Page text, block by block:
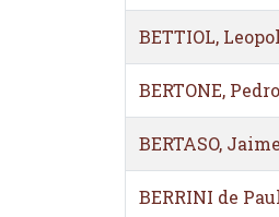
BETTIOL,
BERTONE,
BERTASO,
BERRINI de